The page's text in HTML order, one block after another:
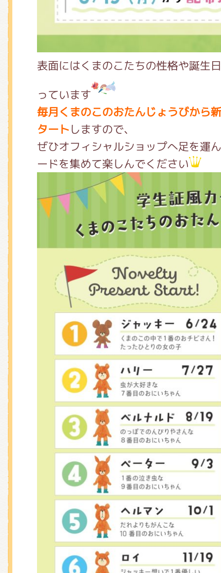
表面にはくまのこたちの性格や誕生
っています
毎月くまのこのおたんじょうびから
タートしますので、
ぜひオフィシャルショップへ足を運
ードを集めて楽しんでください